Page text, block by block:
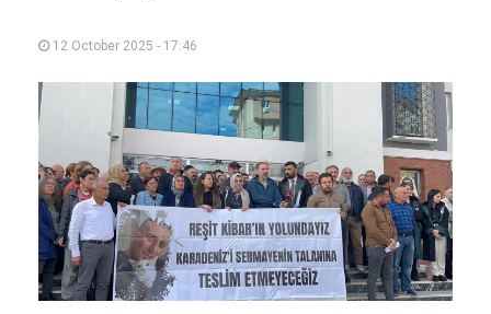
12 October 2025 - 17:46